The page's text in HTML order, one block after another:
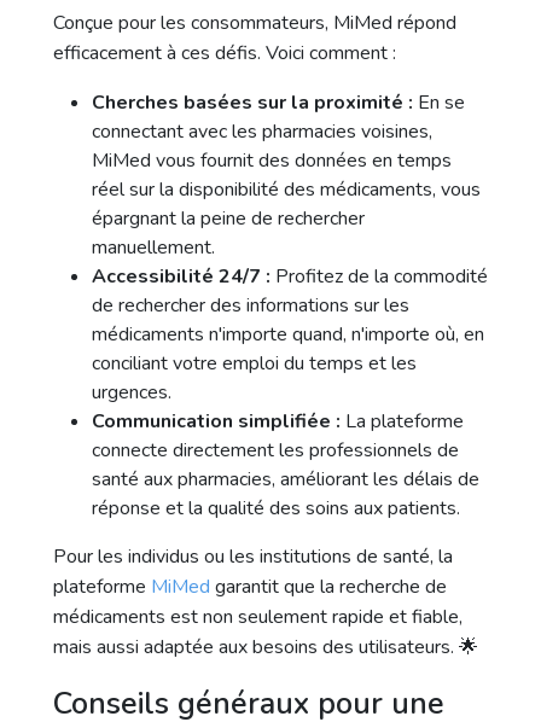
Conçue pour les consommateurs, MiMed répond
efficacement à ces défis. Voici comment :
Cherches basées sur la proximité : En se
connectant avec les pharmacies voisines,
MiMed vous fournit des données en temps
réel sur la disponibilité des médicaments, vous
épargnant la peine de rechercher
manuellement.
Accessibilité 24/7 : Profitez de la commodité
de rechercher des informations sur les
médicaments n'importe quand, n'importe où, en
conciliant votre emploi du temps et les
urgences.
Communication simplifiée : La plateforme
connecte directement les professionnels de
santé aux pharmacies, améliorant les délais de
réponse et la qualité des soins aux patients.
Pour les individus ou les institutions de santé, la
plateforme MiMed garantit que la recherche de
médicaments est non seulement rapide et fiable,
mais aussi adaptée aux besoins des utilisateurs. 🌟
Conseils généraux pour une